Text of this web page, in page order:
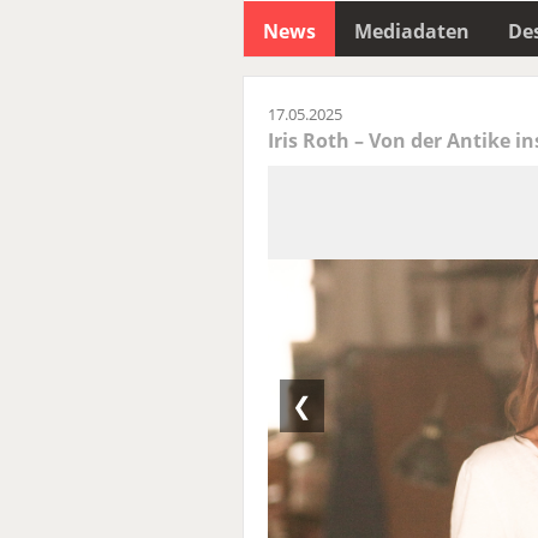
News Mediadaten
17.05.2025
Iris Roth – Von der Antike
❮